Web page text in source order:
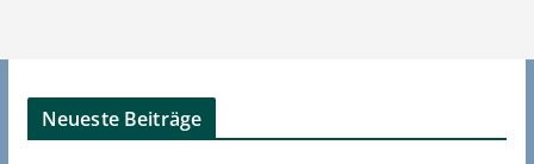
Neueste Beiträge